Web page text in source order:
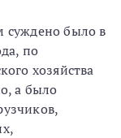
суждено было в
по
хозяйства
а было